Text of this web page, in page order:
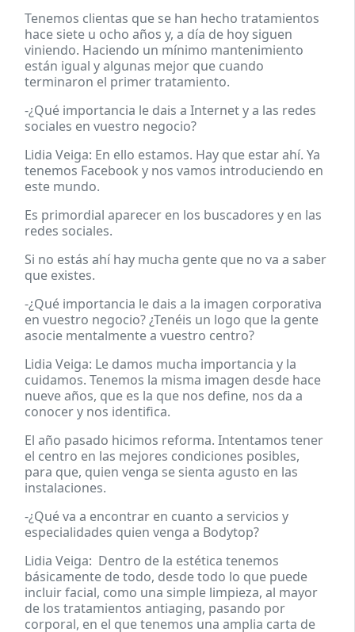
Tenemos clientas que se han hecho tratamientos
hace siete u ocho años y, a día de hoy siguen
viniendo. Haciendo un mínimo mantenimiento
están igual y algunas mejor que cuando
terminaron el primer tratamiento.
-¿Qué importancia le dais a Internet y a las redes
sociales en vuestro negocio?
Lidia Veiga: En ello estamos. Hay que estar ahí. Ya
tenemos Facebook y nos vamos introduciendo en
este mundo.
Es primordial aparecer en los buscadores y en las
redes sociales.
Si no estás ahí hay mucha gente que no va a saber
que existes.
-¿Qué importancia le dais a la imagen corporativa
en vuestro negocio? ¿Tenéis un logo que la gente
asocie mentalmente a vuestro centro?
Lidia Veiga: Le damos mucha importancia y la
cuidamos. Tenemos la misma imagen desde hace
nueve años, que es la que nos define, nos da a
conocer y nos identifica.
El año pasado hicimos reforma. Intentamos tener
el centro en las mejores condiciones posibles,
para que, quien venga se sienta agusto en las
instalaciones.
-¿Qué va a encontrar en cuanto a servicios y
especialidades quien venga a Bodytop?
Lidia Veiga: Dentro de la estética tenemos
básicamente de todo, desde todo lo que puede
incluir facial, como una simple limpieza, al mayor
de los tratamientos antiaging, pasando por
corporal, en el que tenemos una amplia carta de